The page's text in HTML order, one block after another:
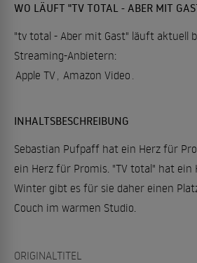
WO LÄUFT "TV TOTAL - ABER MIT
"tv total - Aber mit Gast" läuft aktuell
Streaming-Anbietern:
Apple TV, Amazon Video .
INHALTSBESCHREIBUNG
Sebastian Pufpaff hat ein Herz für
ein Herz für Promis. "TV total" hat ein
Winter gibt es für sie daher einen
Couch im warmen Studio.
ORIGINALTITEL